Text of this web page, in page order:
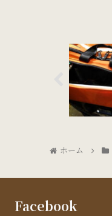
ホーム
Facebook